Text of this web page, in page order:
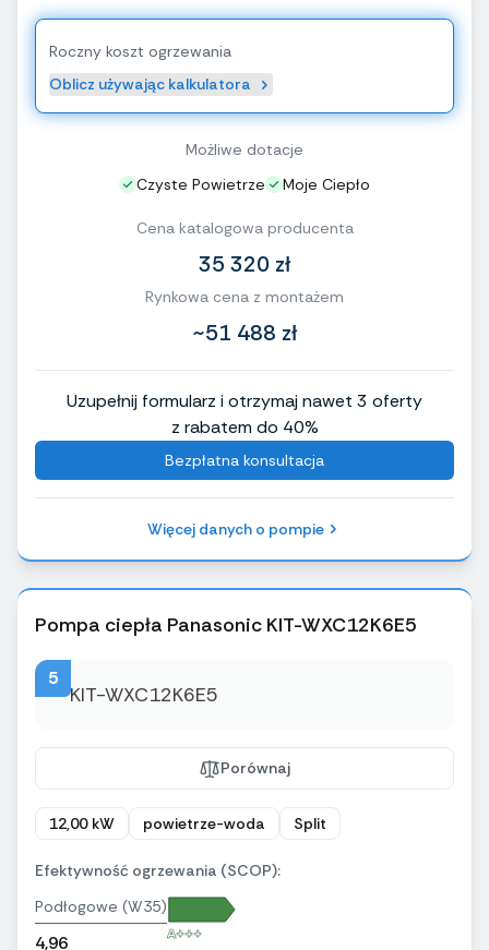
Roczny koszt ogrzewania
Oblicz używając kalkulatora
Możliwe dotacje
Czyste Powietrze
Moje Ciepło
Cena katalogowa producenta
35 320 zł
Rynkowa cena z montażem
~51 488 zł
Uzupełnij formularz i otrzymaj nawet 3 oferty
z rabatem do 40%
Bezpłatna konsultacja
Więcej danych o pompie
Pompa ciepła Panasonic KIT-WXC12K6E5
5
Porównaj
12,00 kW powietrze-woda Split
Efektywność ogrzewania (SCOP):
Podłogowe (W35)
4,96 A+++